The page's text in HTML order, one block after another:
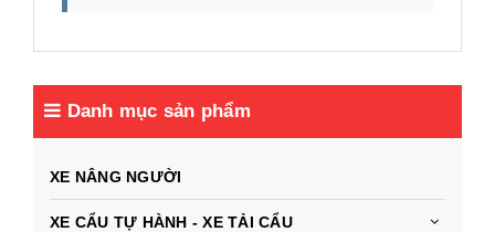
Danh mục sản phẩm
XE NÂNG NGƯỜI
XE CẨU TỰ HÀNH - XE TẢI CẨU